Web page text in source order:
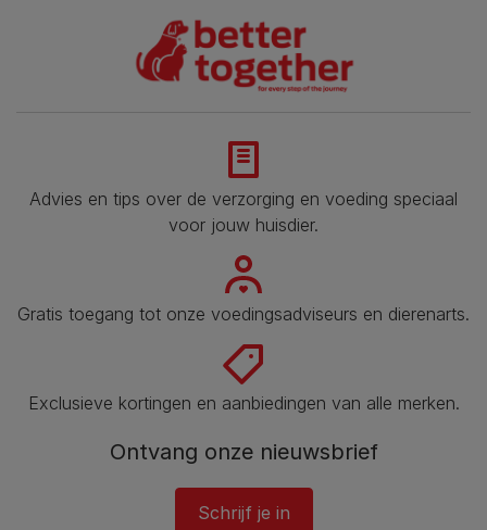
Advies en tips over de verzorging en voeding speciaal
voor jouw huisdier​.
Gratis toegang tot onze voedingsadviseurs en dierenarts​.
Exclusieve kortingen en aanbiedingen van alle merken.
Ontvang onze nieuwsbrief
Schrijf je in